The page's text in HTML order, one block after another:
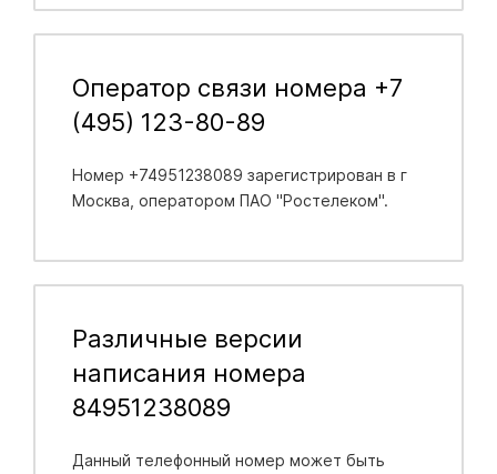
Оператор связи номера +7
(495) 123-80-89
Номер +74951238089 зарегистрирован в г
Москва , оператором ПАО "Ростелеком".
Различные версии
написания номера
84951238089
Данный телефонный номер может быть